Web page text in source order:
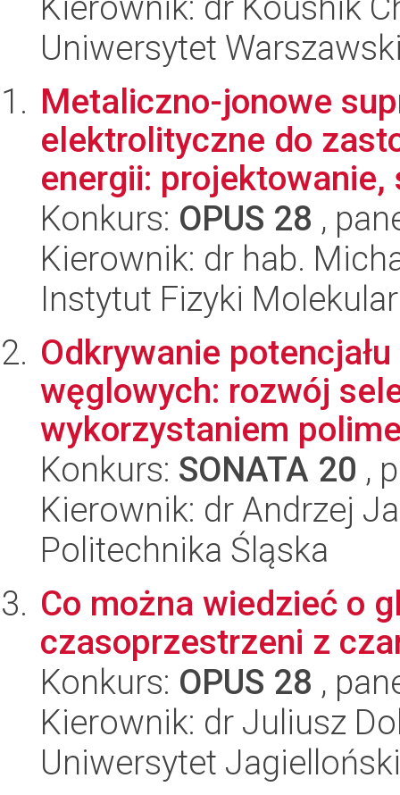
Uniwersytet
Metaliczno-jonowe
elektrolityczne do
energii: projektowanie,
Konkurs: OPUS 28 ,
Kierownik: dr hab.
Instytut Fizyki
Odkrywanie
węglowych: rozwój
wykorzystaniem
Konkurs: SONATA 20 ,
Kierownik: dr Andrzej
Politechnika Śląska
Co można wiedzieć o
czasoprzestrzeni z
Konkurs: OPUS 28 ,
Kierownik: dr Juliusz
Uniwersytet Jagielloński